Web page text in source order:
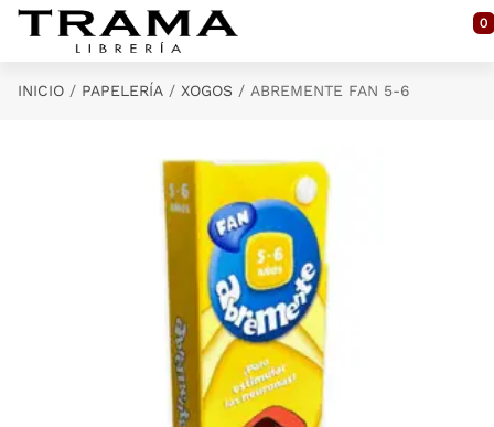
Saltar al contenido principal
0
INICIO PAPELERÍA XOGOS ABREMENTE FAN 5-6